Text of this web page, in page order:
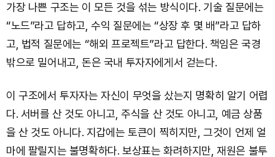
가장 나쁜 구조는 이 모든 것을 섞는 방식이다. 기술 질문에는
“노드”라고 답하고, 수익 질문에는 “상장 후 몇 배”라고 답하
고, 법적 질문에는 “해외 프로젝트”라고 답한다. 책임은 국경
밖으로 밀어내고, 돈은 국내 투자자에게서 걷는다.
이 구조에서 투자자는 자신이 무엇을 샀는지 명확히 알기 어렵
다. 서버를 산 것도 아니고, 주식을 산 것도 아니고, 예금 상품
을 산 것도 아니다. 지갑에는 토큰이 찍히지만, 그것이 언제 얼
마에 팔릴지는 불명확하다. 보상표는 화려하지만, 재원은 불투